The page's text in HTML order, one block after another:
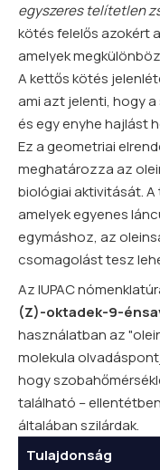
egyszeres telítetlen
kötés felelős azokért
amelyek
A kettős kötés
ami azt jelenti, hogy
és egy enyhe hajlást
Ez a geometriai
meghatározza az
biológiai aktivitását.
amelyek egyenes
egymáshoz, az
csomagolást tesz
Az IUPAC
(Z)-oktadek-9-
használatban az
molekula
hogy
található –
általában szilárdak.
Tulajdonság